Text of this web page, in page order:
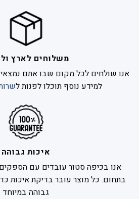
משלוחים לארץ
אנו שולחים לכל מקום שבו אתם
למידע נוסף תוכלו לפנות ל
איכות גבוהה
אנו בכיפה סטור עובדים עם
בתחום. כל מוצר עובר בדיקת איכות
גבוהה במיוחד